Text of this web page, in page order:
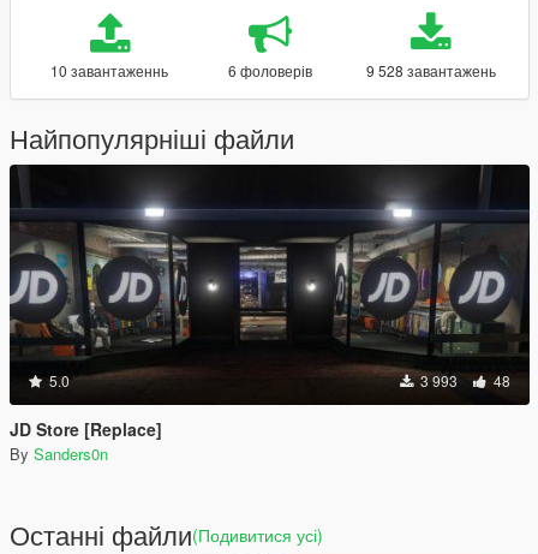
10 завантаженнь 6 фоловерів 9 528 завантажень
Найпопулярніші файли
5.0 3 993 48
JD Store [Replace]
By Sanders0n
Останні файли(Подивитися усі)